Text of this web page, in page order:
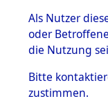
mente
5.
5.3.1
Als Nutzer
oder
die Nutzung
Bitte
zustimmen.